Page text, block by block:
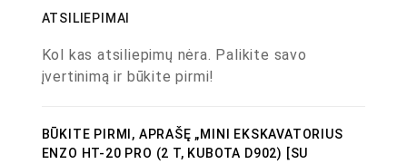
ATSILIEPIMAI
Kol kas atsiliepimų nėra. Palikite savo
įvertinimą ir būkite pirmi!
BŪKITE PIRMI, APRAŠĘ „MINI EKSKAVATORIUS
ENZO HT-20 PRO (2 T, KUBOTA D902) [SU